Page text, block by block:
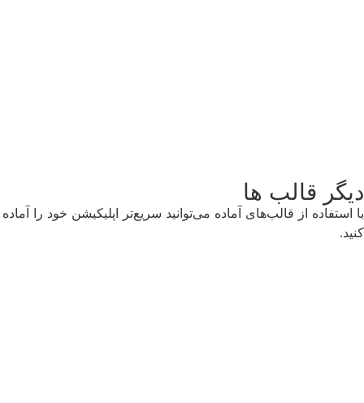
دیگر قالب ها
با استفاده از قالب‌های آماده می‌توانید سریع‌تر اپلیکیشن خود را آماده
کنید.